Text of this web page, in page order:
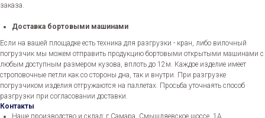
заказа.
Доставка бортовыми машинами
Если на вашей площадке есть техника для разгрузки - кран, либо вилочный
погрузчик мы можем отправить продукцию бортовыми открытыми машинами с
любым доступным размером кузова, вплоть до 12м. Каждое изделие имеет
строповочные петли как со стороны дна, так и внутри. При разгрузке
погрузчиком изделия отгружаются на паллетах. Просьба уточнаять способ
разгрузки при согласовании доставки.
Контакты